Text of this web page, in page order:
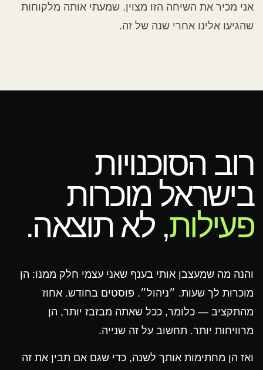
אני מכיר את השיחה הזו מצוין. שמעתי אותה מלקוחות
שהגיעו אלינו אחרי שנה של זה.
רוב הסוכנויות
בישראל מוכרות
פעילות, לא תוצאה.
והנה מה שמעצבן אותי בענף שאני עצמי חלק ממנו: הן
מוכרות לך שעות. ״ניהול״. פוסטים בחודש. אחוז
מהתקציב — כלומר, ככל שאתה מבזבז יותר, הן
מרוויחות יותר. תחשוב על זה שנייה.
ואז הן מחתימות אותך לשנה, כדי שגם אם תבין את זה